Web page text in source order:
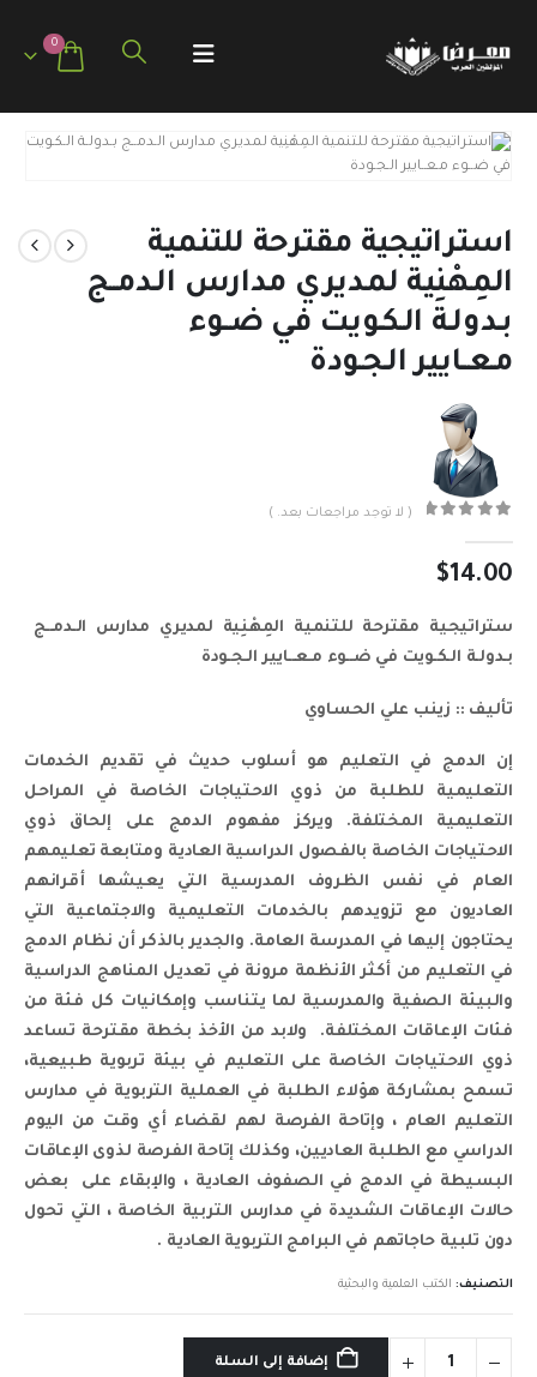
0
استراتيجية مقترحة للتنمية
المِهْنِية لمديري مدارس الـدمــج
بـدولـة الـكـويت في ضــوء
مـعــايير الـجـودة
( لا توجد مراجعات بعد. )
$14.00
ستراتيجية مقترحة للتنمية المِهْنِية لمديري مدارس الـدمــج
بـدولـة الـكـويت في ضــوء مـعــايير الـجـودة
تأليف :: زينب علي الحساوي
إن الدمج في التعليم هو أسلوب حديث في تقديم الخدمات
التعليمية للطلبة من ذوي الاحتياجات الخاصة في المراحل
التعليمية المختلفة. ويركز مفهوم الدمج على إلحاق ذوي
الاحتياجات الخاصة بالفصول الدراسية العادية ومتابعة تعليمهم
العام في نفس الظروف المدرسية التي يعيشها أقرانهم
العاديون مع تزويدهم بالخدمات التعليمية والاجتماعية التي
يحتاجون إليها في المدرسة العامة. والجدير بالذكر أن نظام الدمج
في التعليم من أكثر الأنظمة مرونة في تعديل المناهج الدراسية
والبيئة الصفية والمدرسية لما يتناسب وإمكانيات كل فئة من
فئات الإعاقات المختلفة. ولابد من الأخذ بخطة مقترحة تساعد
ذوي الاحتياجات الخاصة على التعليم في بيئة تربوية طبيعية،
تسمح بمشاركة هؤلاء الطلبة في العملية التربوية في مدارس
التعليم العام ، وإتاحة الفرصة لهم لقضاء أي وقت من اليوم
الدراسي مع الطلبة العاديين، وكذلك إتاحة الفرصة لذوى الإعاقات
البسيطة في الدمج في الصفوف العادية ، والإبقاء على بعض
حالات الإعاقات الشديدة في مدارس التربية الخاصة ، التي تحول
دون تلبية حاجاتهم في البرامج التربوية العادية .
التصنيف: الكتب العلمية والبحثية
إضافة إلى السلة